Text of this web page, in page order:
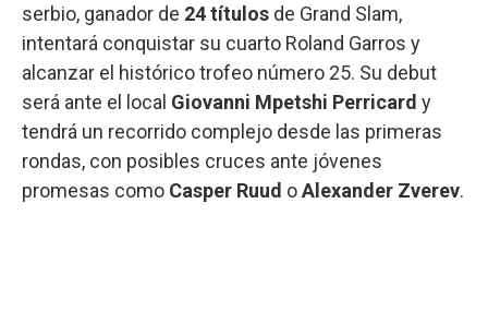
serbio, ganador de 24 títulos de Grand Slam,
intentará conquistar su cuarto Roland Garros y
alcanzar el histórico trofeo número 25. Su debut
será ante el local Giovanni Mpetshi Perricard y
tendrá un recorrido complejo desde las primeras
rondas, con posibles cruces ante jóvenes
promesas como Casper Ruud oAlexander Zverev.